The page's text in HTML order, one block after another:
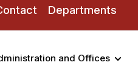
Departments
and Offices